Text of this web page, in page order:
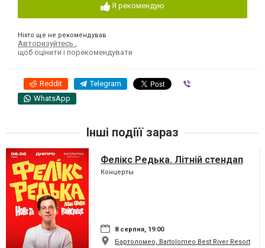
Я рекомендую
Ніхто ще не рекомендував
Авторизуйтесь
щоб оцінити і порекомендувати
Reddit Telegram
WhatsApp
Інші подіїї зараз
Фелікс Редька. Літній стендап
Концерты
8 серпня, 19:00
Бартоломео, Bartolomeo Best River Resort